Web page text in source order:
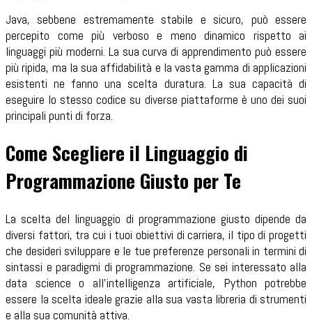
Java, sebbene estremamente stabile e sicuro, può essere
percepito come più verboso e meno dinamico rispetto ai
linguaggi più moderni. La sua curva di apprendimento può essere
più ripida, ma la sua affidabilità e la vasta gamma di applicazioni
esistenti ne fanno una scelta duratura. La sua capacità di
eseguire lo stesso codice su diverse piattaforme è uno dei suoi
principali punti di forza.
Come Scegliere il Linguaggio di
Programmazione Giusto per Te
La scelta del linguaggio di programmazione giusto dipende da
diversi fattori, tra cui i tuoi obiettivi di carriera, il tipo di progetti
che desideri sviluppare e le tue preferenze personali in termini di
sintassi e paradigmi di programmazione. Se sei interessato alla
data science o all'intelligenza artificiale, Python potrebbe
essere la scelta ideale grazie alla sua vasta libreria di strumenti
e alla sua comunità attiva.